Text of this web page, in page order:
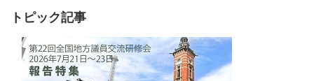
トピック記事